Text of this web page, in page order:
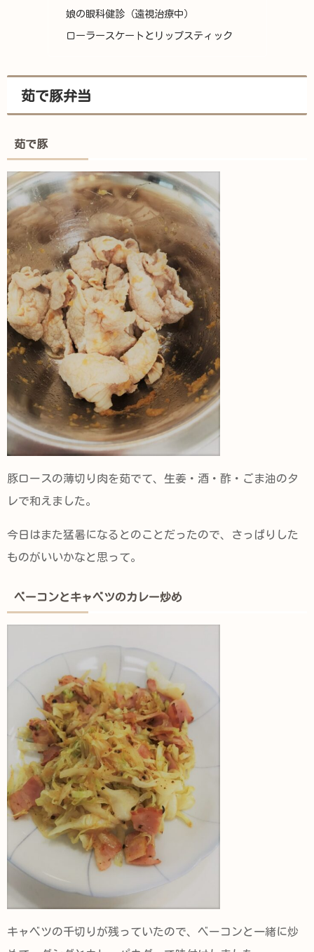
娘の眼科健診（遠視治療中）
ローラースケートとリップスティック
茹で豚弁当
茹で豚
豚ロースの薄切り肉を茹でて、生姜・酒・酢・ごま油のタ
レで和えました。
今日はまた猛暑になるとのことだったので、さっぱりした
ものがいいかなと思って。
ベーコンとキャベツのカレー炒め
キャベツの千切りが残っていたので、ベーコンと一緒に炒